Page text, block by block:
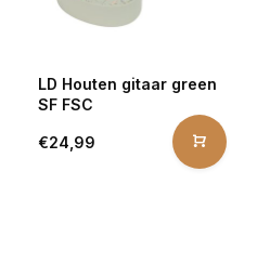
LD Houten gitaar green
SF FSC
€24,99